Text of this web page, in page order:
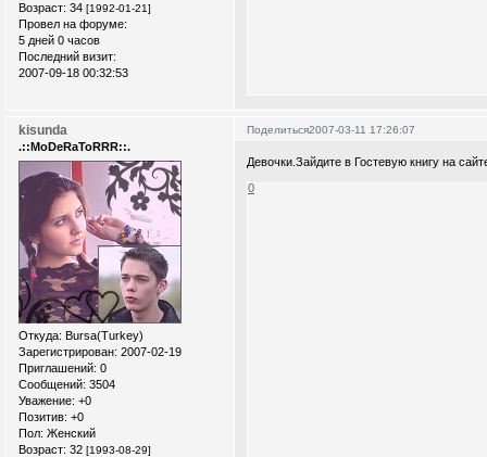
Возраст: 34 [1992-01-21]
Провел на форуме:
5 дней 0 часов
Последний визит:
2007-09-18 00:32:53
Поделиться2007-03-11 17:26:07
kisunda
.::MoDeRaToRRR::.
Откуда: Bursa(Turkey)
Зарегистрирован: 2007-02-19
Приглашений: 0
Сообщений: 3504
Уважение: +0
Позитив: +0
Пол: Женский
Возраст: 32 [1993-08-29]
Девочки.Зайдите в Гостевую книгу на
0